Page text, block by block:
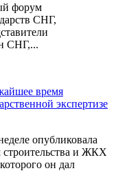
форум
СНГ,
СНГ,...
время
экспертизе
опубликовала
и ЖКХ
он дал